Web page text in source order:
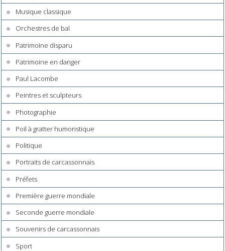
Musique classique
Orchestres de bal
Patrimoine disparu
Patrimoine en danger
Paul Lacombe
Peintres et sculpteurs
Photographie
Poil à gratter humoristique
Politique
Portraits de carcassonnais
Préfets
Première guerre mondiale
Seconde guerre mondiale
Souvenirs de carcassonnais
Sport